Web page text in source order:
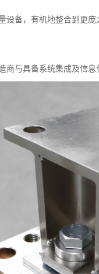
设备，有机地整合到更
商与具备系统集成及信息